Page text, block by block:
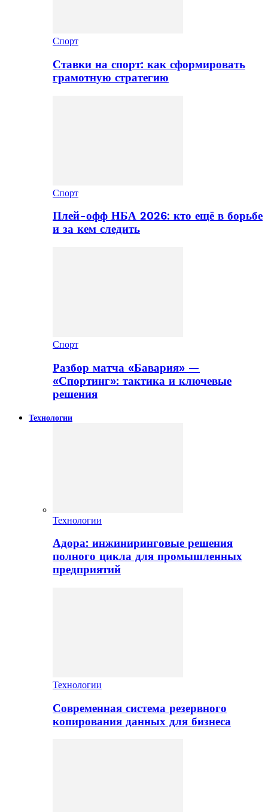
Спорт
Ставки на спорт: как сформировать
грамотную стратегию
Спорт
Плей-офф НБА 2026: кто ещё в борьбе
и за кем следить
Спорт
Разбор матча «Бавария» —
«Спортинг»: тактика и ключевые
решения
Технологии
Технологии
Адора: инжиниринговые решения
полного цикла для промышленных
предприятий
Технологии
Современная система резервного
копирования данных для бизнеса